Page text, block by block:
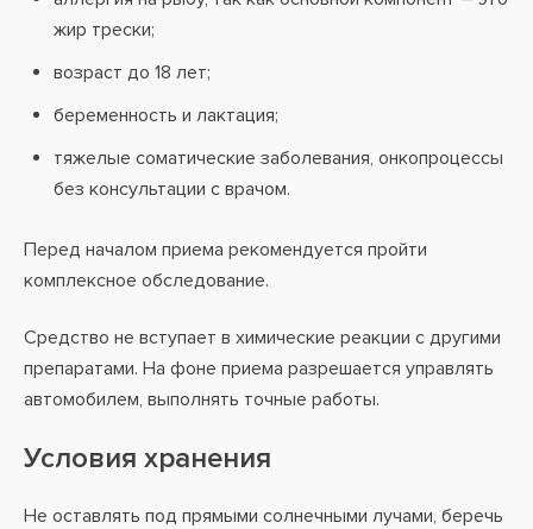
жир трески;
возраст до 18 лет;
беременность и лактация;
тяжелые соматические заболевания, онкопроцессы
без консультации с врачом.
Перед началом приема рекомендуется пройти
комплексное обследование.
Средство не вступает в химические реакции с другими
препаратами. На фоне приема разрешается управлять
автомобилем, выполнять точные работы.
Условия хранения
Не оставлять под прямыми солнечными лучами, беречь